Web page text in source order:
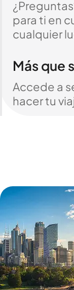
para ti en
cualquier
Más que
Accede a
hacer tu